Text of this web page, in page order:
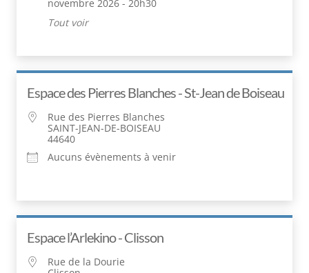
novembre 2026 - 20h30
Tout voir
Espace des Pierres Blanches - St-Jean de Boiseau
Rue des Pierres Blanches
SAINT-JEAN-DE-BOISEAU
44640
Aucuns évènements à venir
Espace l’Arlekino - Clisson
Rue de la Dourie